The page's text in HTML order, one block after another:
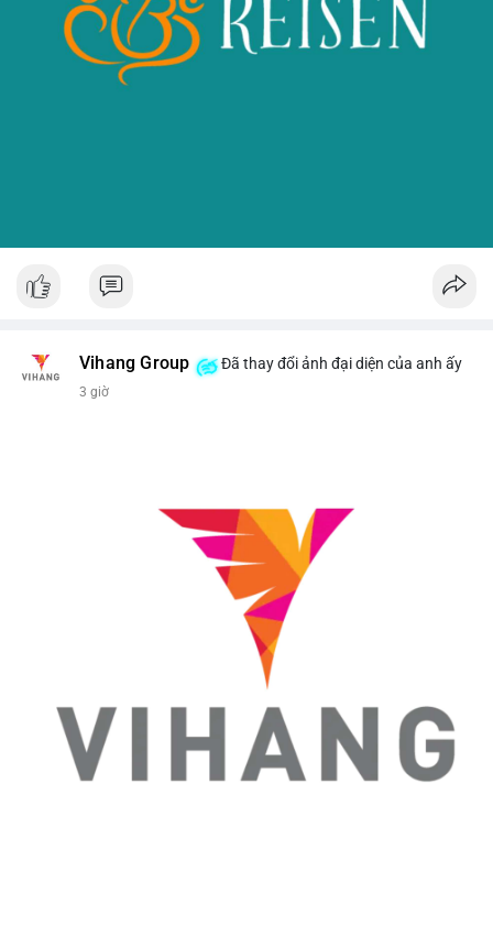
Vihang Group Đã thay đổi ảnh đại diện của anh ấy
3 giờ